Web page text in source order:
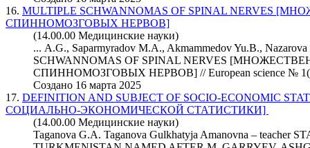
16. MULTIPLE SCHWANNOMAS OF SPINAL
СПИННОМОЗГОВЫХ НЕРВОВ]
(14.00.00 Медицинские науки)
... A.G., Saparmyradov M.A., Akmammedov Yu.B.,
SCHWANNOMAS OF SPINAL NERVES
СПИННОМОЗГОВЫХ НЕРВОВ] // European science №
Создано 16 марта 2025
17. DEFINITION AND SUBJECT OF SOCIO-ECONOMIC
СОЦИАЛЬНО-ЭКОНОМИЧЕСКОЙ СТАТИСТИКИ]
(14.00.00 Медицинские науки)
Taganova G.A. Taganova Gulkhatyja Amanovna – teacher